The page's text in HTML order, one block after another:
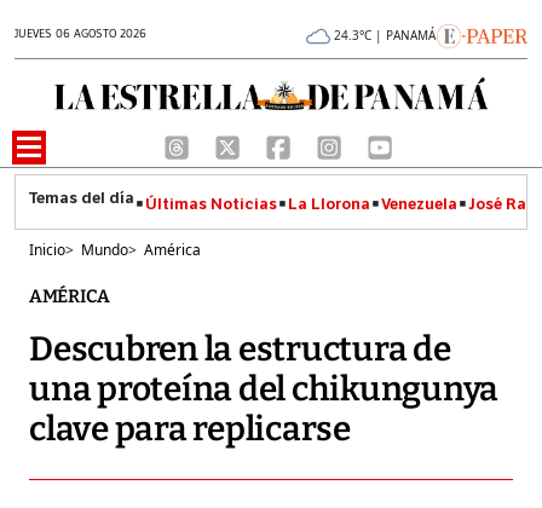
JUEVES 06 AGOSTO 2026 24.3°C | PANAMÁ
Últimas Noticias La Llorona Venezuela José
Inicio> Mundo> América
AMÉRICA
Descubren la estructura de
una proteína del chikungunya
clave para replicarse